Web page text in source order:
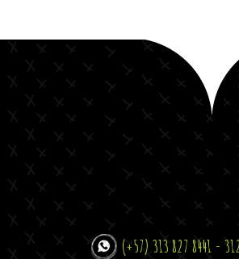
(+57) 313 827 8441 -